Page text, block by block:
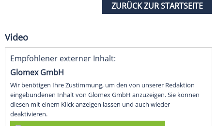
ZURÜCK ZUR STARTSEITE
Video
Empfohlener externer Inhalt:
Glomex GmbH
Wir benötigen Ihre Zustimmung, um den von unserer Redaktion
eingebundenen Inhalt von Glomex GmbH anzuzeigen. Sie können
diesen mit einem Klick anzeigen lassen und auch wieder
deaktivieren.